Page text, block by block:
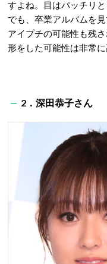
すよね。目はパッチリと
でも、卒業アルバムを
アイプチの可能性も残
形をした可能性は非常に
2．深田恭子さん